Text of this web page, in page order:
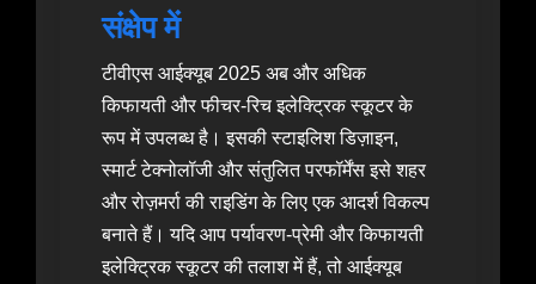
संक्षेप में
टीवीएस आईक्यूब 2025 अब और अधिक
किफायती और फीचर-रिच इलेक्ट्रिक स्कूटर के
रूप में उपलब्ध है। इसकी स्टाइलिश डिज़ाइन,
स्मार्ट टेक्नोलॉजी और संतुलित परफॉर्मेंस इसे शहर
और रोज़मर्रा की राइडिंग के लिए एक आदर्श विकल्प
बनाते हैं। यदि आप पर्यावरण-प्रेमी और किफायती
इलेक्ट्रिक स्कूटर की तलाश में हैं, तो आईक्यूब